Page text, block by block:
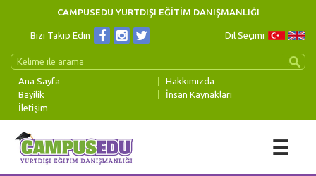
CAMPUSEDU YURTDIŞI EĞİTİM DANIŞMANLIĞI
Dil Seçimi
Bizi Takip Edin
Ana Sayfa
Hakkımızda
Bayilik
İnsan Kaynakları
İletişim
☰